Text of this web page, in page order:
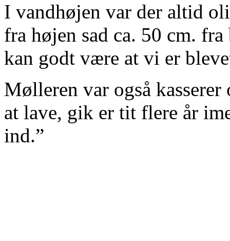
I vandhøjen var der altid
fra højen sad ca. 50 cm.
kan godt være at vi er
Mølleren var også
at lave, gik er tit flere år
ind.”